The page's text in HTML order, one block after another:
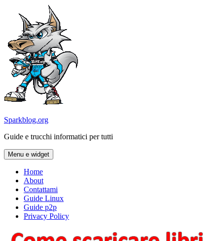
contenuto
Sparkblog.org
Guide e trucchi informatici per tutti
Menu e widget
Home
About
Contattami
Guide Linux
Guide p2p
Privacy Policy